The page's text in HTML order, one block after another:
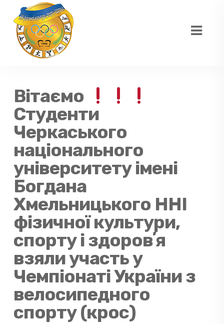
Вітаємо
Студенти
Черкаського
національного
університету імені
Богдана
Хмельницького ННІ
фізичної культури,
спорту і здоровʼя
взяли участь у
Чемпіонаті України з
велосипедного
спорту (крос)